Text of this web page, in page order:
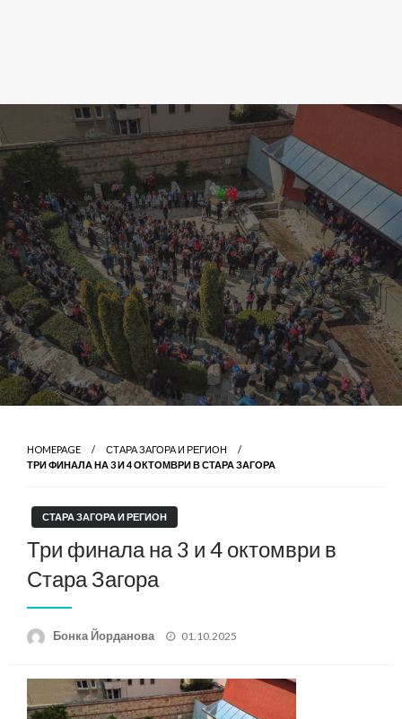
HOMEPAGE
СТАРА ЗАГОРА И РЕГИОН
ТРИ ФИНАЛА НА 3 И 4 ОКТОМВРИ В СТАРА ЗАГОРА
СТАРА ЗАГОРА И РЕГИОН
Три финала на 3 и 4 октомври в
Стара Загора
Бонка Йорданова
Posted
01.10.2025